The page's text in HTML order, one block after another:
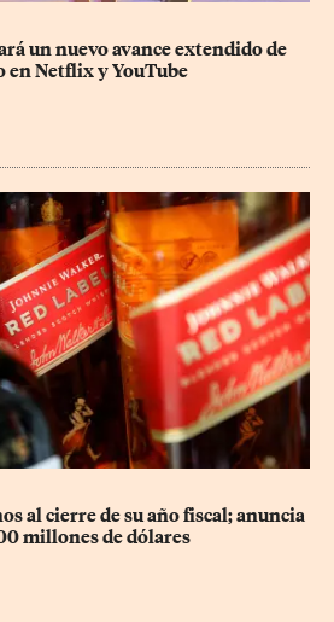
un nuevo avance extendido de
en Netflix y YouTube
al cierre de su año fiscal; anuncia
millones de dólares